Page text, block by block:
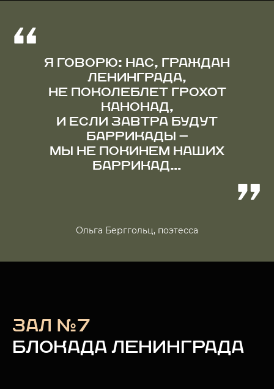
Я ГОВОРЮ: НАС, ГРАЖДАН
ЛЕНИНГРАДА,
НЕ ПОКОЛЕБЛЕТ ГРОХОТ
КАНОНАД,
И ЕСЛИ ЗАВТРА БУДУТ
БАРРИКАДЫ —
МЫ НЕ ПОКИНЕМ НАШИХ
БАРРИКАД…
Ольга Берггольц, поэтесса
ЗАЛ №7
БЛОКАДА ЛЕНИНГРАДА